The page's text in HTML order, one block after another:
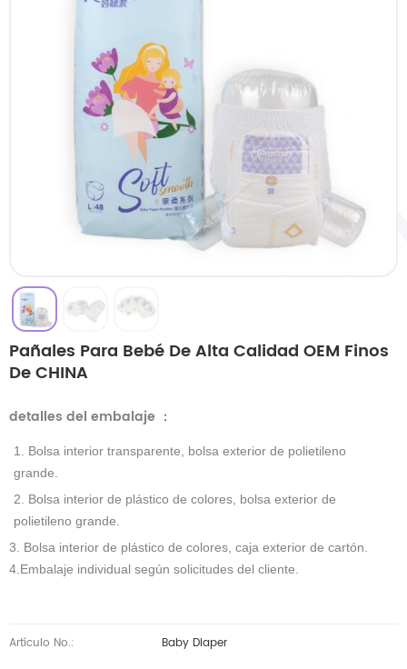
Pañales Para Bebé De Alta Calidad OEM Finos
De CHINA
detalles del embalaje ：
1. Bolsa interior transparente, bolsa exterior de polietileno
grande.
2. Bolsa interior de plástico de colores, bolsa exterior de
polietileno grande.
3. Bolsa interior de plástico de colores, caja exterior de cartón.
4.Embalaje individual según solicitudes del cliente.
Artículo No.: Baby Diaper